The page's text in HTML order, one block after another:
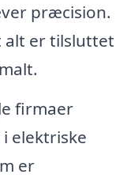
præcision.
alt er tilsluttet
firmaer
elektriske
er